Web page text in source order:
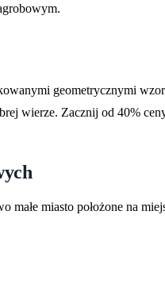
geometrycznymi
wierze. Zacznij od 40%
miasto położone na